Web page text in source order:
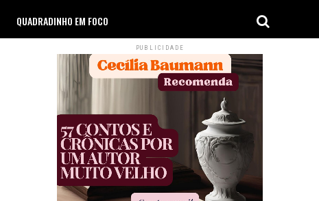
QUADRADINHO EM FOCO
PUBLICIDADE